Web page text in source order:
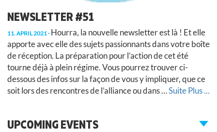
NEWSLETTER #51
11. APRIL 2021 Hourra, la nouvelle newsletter est là ! Et elle
apporte avec elle des sujets passionnants dans votre boîte
de réception. La préparation pour l’action de cet été
tourne déjà à plein régime. Vous pourrez trouver ci-
dessous des infos sur la façon de vous y impliquer, que ce
soit lors des rencontres de l’alliance ou dans …SuitePlus ...
UPCOMING EVENTS